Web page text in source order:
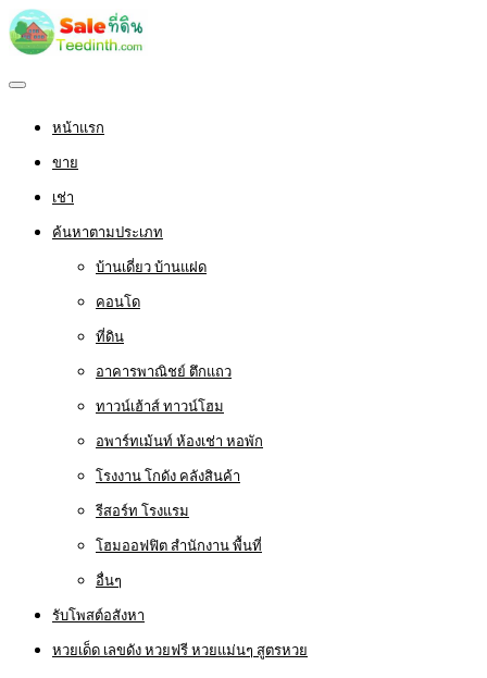
หน้าแรก
ขาย
เช่า
ค้นหาตามประเภท
บ้านเดี่ยว บ้านแฝด
คอนโด
ที่ดิน
อาคารพาณิชย์ ตึกแถว
ทาวน์เฮ้าส์ ทาวน์โฮม
อพาร์ทเม้นท์ ห้องเช่า หอพัก
โรงงาน โกดัง คลังสินค้า
รีสอร์ท โรงแรม
โฮมออฟฟิต สำนักงาน พื้นที่
อื่นๆ
รับโพสต์อสังหา
หวยเด็ด เลขดัง หวยฟรี หวยแม่นๆ สูตรหวย